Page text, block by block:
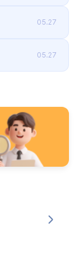
05.27
05.27